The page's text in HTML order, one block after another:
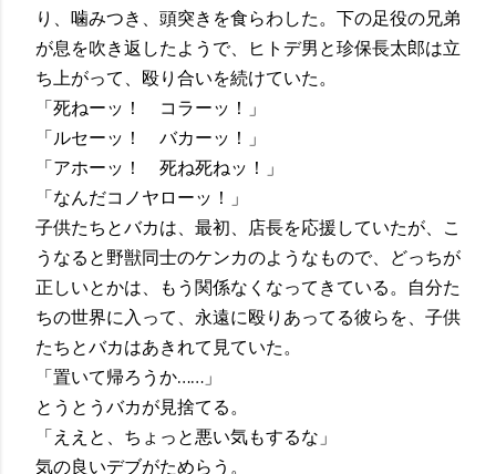
り、噛みつき、頭突きを食らわした。下の足役の兄弟
が息を吹き返したようで、ヒトデ男と珍保長太郎は立
ち上がって、殴り合いを続けていた。
「死ねーッ！ コラーッ！」
「ルセーッ！ バカーッ！」
「アホーッ！ 死ね死ねッ！」
「なんだコノヤローッ！」
子供たちとバカは、最初、店長を応援していたが、こ
うなると野獣同士のケンカのようなもので、どっちが
正しいとかは、もう関係なくなってきている。自分た
ちの世界に入って、永遠に殴りあってる彼らを、子供
たちとバカはあきれて見ていた。
「置いて帰ろうか……」
とうとうバカが見捨てる。
「ええと、ちょっと悪い気もするな」
気の良いデブがためらう。